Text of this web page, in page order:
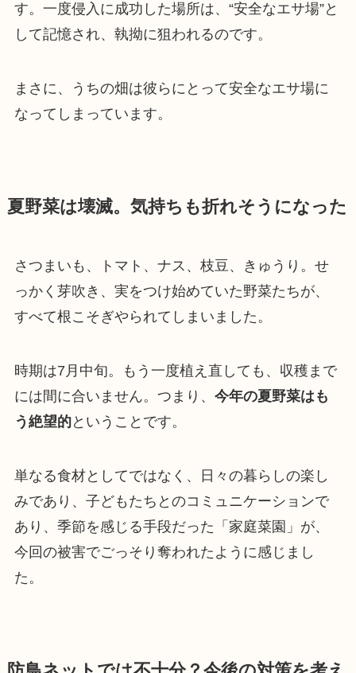
す。一度侵入に成功した場所は、“安全なエサ場”と
して記憶され、執拗に狙われるのです。
まさに、うちの畑は彼らにとって安全なエサ場に
なってしまっています。
夏野菜は壊滅。気持ちも折れそうになった
さつまいも、トマト、ナス、枝豆、きゅうり。せ
っかく芽吹き、実をつけ始めていた野菜たちが、
すべて根こそぎやられてしまいました。
時期は7月中旬。もう一度植え直しても、収穫まで
には間に合いません。つまり、 今年の夏野菜はも
う絶望的ということです。
単なる食材としてではなく、日々の暮らしの楽し
みであり、子どもたちとのコミュニケーションで
あり、季節を感じる手段だった「家庭菜園」が、
今回の被害でごっそり奪われたように感じまし
た。